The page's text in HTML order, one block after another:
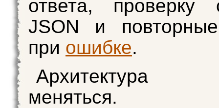
ответа, проверку
JSON и
при ошибке.
Архитектура
меняться.